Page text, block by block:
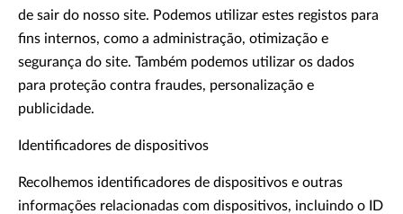
de sair do nosso site. Podemos utilizar estes registos para
fins internos, como a administração, otimização e
segurança do site. Também podemos utilizar os dados
para proteção contra fraudes, personalização e
publicidade.
Identificadores de dispositivos
Recolhemos identificadores de dispositivos e outras
informações relacionadas com dispositivos, incluindo o ID